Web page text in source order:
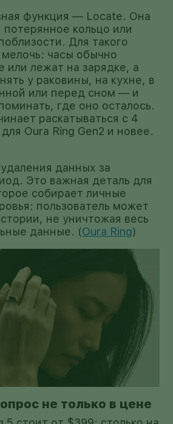
функция — Locate. Она
кольцо или
Для такого
часы обычно
или лежат на зарядке, а
у раковины, на кухне, в
или перед сном — и
где оно осталось.
раскатываться с 4
Oura Ring Gen2 и новее.
данных за
Это важная деталь для
собирает личные
пользователь может
не уничтожая весь
данные. (Oura Ring)
не только в цене